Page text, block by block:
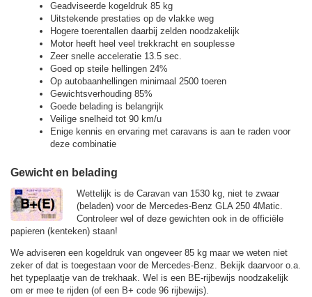
Geadviseerde kogeldruk 85 kg
Uitstekende prestaties op de vlakke weg
Hogere toerentallen daarbij zelden noodzakelijk
Motor heeft heel veel trekkracht en souplesse
Zeer snelle acceleratie 13.5 sec.
Goed op steile hellingen 24%
Op autobaanhellingen minimaal 2500 toeren
Gewichtsverhouding 85%
Goede belading is belangrijk
Veilige snelheid tot 90 km/u
Enige kennis en ervaring met caravans is aan te raden voor
deze combinatie
Gewicht en belading
Wettelijk is de Caravan van 1530 kg, niet te zwaar
(beladen) voor de Mercedes-Benz GLA 250 4Matic.
Controleer wel of deze gewichten ook in de officiële
papieren (kenteken) staan!
We adviseren een kogeldruk van ongeveer 85 kg maar we weten niet
zeker of dat is toegestaan voor de Mercedes-Benz. Bekijk daarvoor o.a.
het typeplaatje van de trekhaak. Wel is een BE-rijbewijs noodzakelijk
om er mee te rijden (of een B+ code 96 rijbewijs).